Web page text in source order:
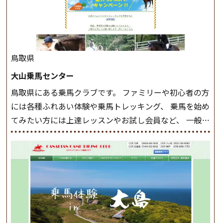
した手綱操作と軽速歩・正反撞ができるようになれば
駈歩(かけあし)練習に入ります。 ホップクラス スタート
クラスで常歩(なみあし)や 速歩、駈歩の初歩をマスター
したら、 次は部班にて駈歩を含めた誘導練習を行いま
しょう。 ステップクラス ホップクラスまでに練習した
まとめをします。 三種歩法をマスターし、ワンランク上
の扶助操作や誘導方法を身につけましょう。 注意事項
◆馬場使用状況により、使用する馬場はこちらで決定い
たしますのでご了承ください ◆基本は雨天決行です
が、落雷・強風等のより、安全上急遽中止させていただ
く場合がございます。 ◆三木ホースランドパークの協議
会や講習会等により、一部レッスンが中止になる場合が
ございます。 その際、ご予約いただいている皆様には事
前にご連絡いたします。MIKIホーストレックのツアー
はこちら
鳥取県
大山乗馬センター
鳥取県にある乗馬クラブです。 ファミリーや初心者の方
には各種ふれあい体験や乗馬トレッキング、 乗馬を始め
てみたい方には上達レッスンやお試し会員など、 一般の
方に幅広くお楽しみいただける施設を目指しています。
また、お手軽（低価格）に会員になったり自分の馬を持
つことのできる乗馬クラブでもあり、 健康や趣味、スポ
ーツ競技として、老若男女様々な方が、日々乗馬をお楽
しみいただいています。 なお、ゴールデンウィークと夏
休み期間中は無休で営業していますので、ぜひご家族で
お越しください！大山乗馬センターの紹介記事はこち